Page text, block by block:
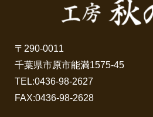
〒290-0011
千葉県市原市能満1575-45
TEL:0436-98-2627
FAX:0436-98-2628